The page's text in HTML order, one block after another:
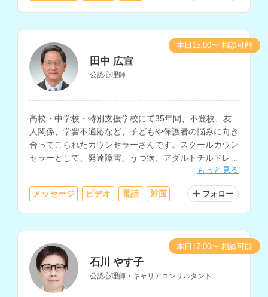
田中 広宣
公認心理師
高校・中学校・特別支援学校にて35年間、不登校、友
人関係、学習不適応など、子どもや保護者の悩みに向き
合ってこられたカウンセラーさんです。スクールカウン
セラーとして、発達障害、うつ病、アダルトチルドレ
ン、人間関係不安、摂食障害、ゲーム依存等の相談にも
もっと見る
メッセージ ビデオ 電話 対面 フォロー
本日15:00〜 相談可能
石川 やす子
公認心理師・キャリアコンサルタント
本日17:00〜 相談可能